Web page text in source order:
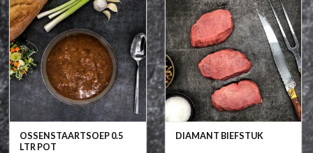
OSSENSTAARTSOEP 0.5
LTR POT
DIAMANT BIEFSTUK